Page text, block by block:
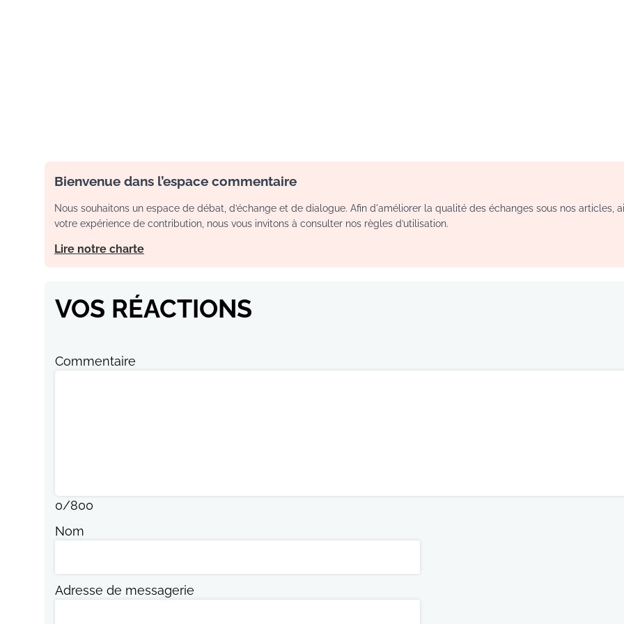
Bienvenue dans l’espace commentaire
Nous souhaitons un espace de débat, d’échange et de dialogue. Afin d'améliorer la qualité des échanges sous nos articles,
votre expérience de contribution, nous vous invitons à consulter nos règles d’utilisation.
Lire notre charte
VOS RÉACTIONS
Commentaire
0/800
Nom
Adresse de messagerie